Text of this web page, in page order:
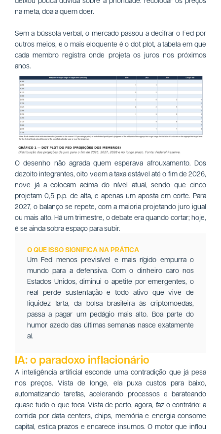
na meta, doa a quem doer.
Sem a bússola verbal, o mercado passou a decifrar o Fed por
outros meios, e o mais eloquente é o dot plot, a tabela em que
cada membro registra onde projeta os juros nos próximos
anos.
O desenho não agrada quem esperava afrouxamento. Dos
dezoito integrantes, oito veem a taxa estável até o fim de 2026,
nove já a colocam acima do nível atual, sendo que cinco
projetam 0,5 p.p. de alta, e apenas um aposta em corte. Para
2027, o balanço se repete, com a maioria projetando juro igual
ou mais alto. Há um trimestre, o debate era quando cortar; hoje,
é se ainda sobra espaço para subir.
O QUE ISSO SIGNIFICA NA PRÁTICA
Um Fed menos previsível e mais rígido empurra o
mundo para a defensiva. Com o dinheiro caro nos
Estados Unidos, diminui o apetite por emergentes, o
real perde sustentação e todo ativo que vive de
liquidez farta, da bolsa brasileira às criptomoedas,
passa a pagar um pedágio mais alto. Boa parte do
humor azedo das últimas semanas nasce exatamente
aí.
IA: o paradoxo inflacionário
A inteligência artificial esconde uma contradição que já pesa
nos preços. Vista de longe, ela puxa custos para baixo,
automatizando tarefas, acelerando processos e barateando
quase tudo o que toca. Vista de perto, agora, faz o contrário: a
corrida por data centers, chips, memória e energia consome
capital, estica prazos e encarece insumos. O motor que inflou